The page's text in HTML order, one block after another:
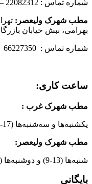
شماره تماس : 22082312 – 22386106
مطب شهرک ولیعصر:
بهرامی، نبش خیابان
شماره تماس : 66227350
ساعت کاری:
مطب شهرک غرب :
یکشنبه‌ها و سه‌شنبه‌ها (17-13)
مطب شهرک ولیعصر:
شنبه‌ها (13-9) و دوشنبه‌ها (16-9)
بایگانی